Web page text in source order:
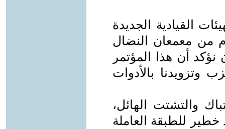
القيادية الجديدة
من معمعان النضال
نؤكد أن هذا المؤتمر
وتزويدنا بالأدوات
والتشتت الهائل،
للطبقة العاملة